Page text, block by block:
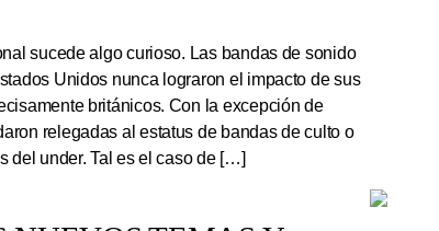
sucede algo curioso. Las bandas de sonido
Unidos nunca lograron el impacto de sus
británicos. Con la excepción de
relegadas al estatus de bandas de culto o
del under. Tal es el caso de […]